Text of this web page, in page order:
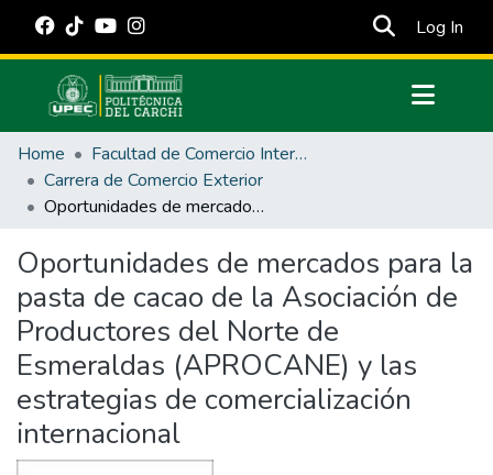
Log In
Communities & Collections
All of DSpace
Statistics
Estadísticas Externas
Manuales
Home
Facultad de Comercio Internacional, Integración, Administración y Economía Empresarial
Carrera de Comercio Exterior
Oportunidades de mercados para la pasta de cacao de la Asociación de Productores del Norte de Esmeraldas (APROCANE) y las estrategias de comercialización internacional
Oportunidades de mercados para la
pasta de cacao de la Asociación de
Productores del Norte de
Esmeraldas (APROCANE) y las
estrategias de comercialización
internacional